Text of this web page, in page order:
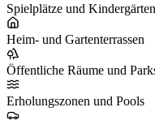
Spielplätze und Kindergärten
Heim- und Gartenterrassen
Öffentliche Räume und
Erholungszonen und Pools